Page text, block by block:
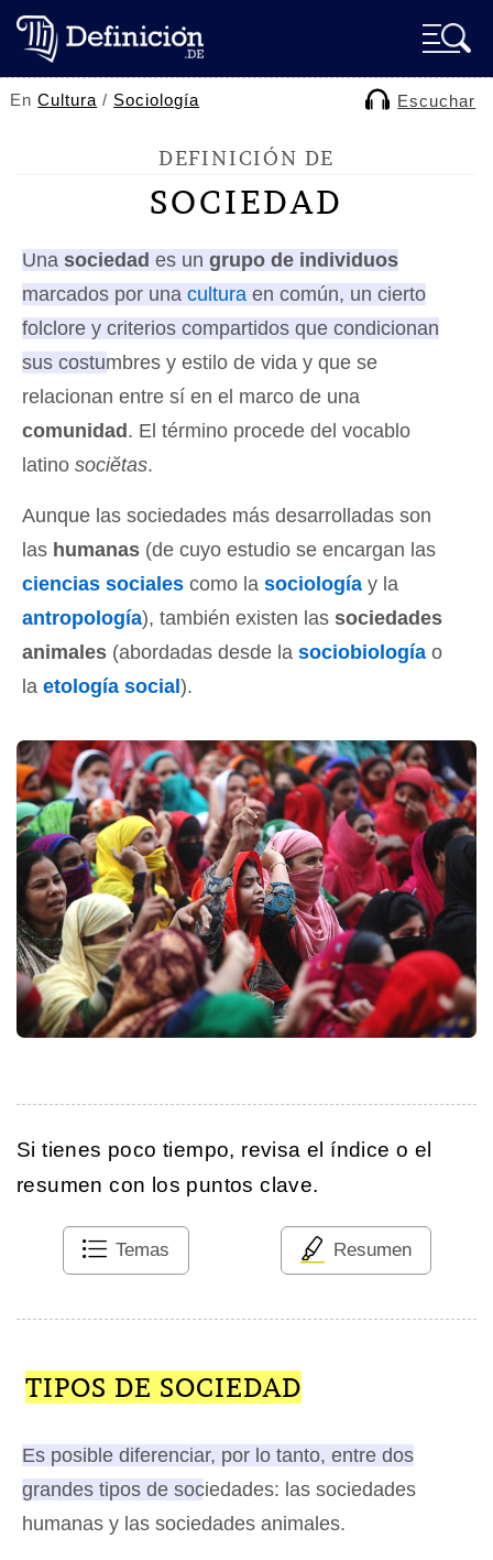
EnCultura / Sociología Escuchar
DEFINICIÓN DE
SOCIEDAD
Una sociedad es un grupo de individuos
marcados por una cultura en común, un cierto
folclore y criterios compartidos que condicionan
sus costumbres y estilo de vida y que se
relacionan entre sí en el marco de una
comunidad . El término procede del vocablo
latino sociĕtas.
Aunque las sociedades más desarrolladas son
las humanas (de cuyo estudio se encargan las
ciencias sociales como la sociología y la
antropología), también existen las sociedades
animales (abordadas desde la sociobiología o
la etología social ).
Si tienes poco tiempo, revisa el índice o el
resumen con los puntos clave.
Temas Resumen
TIPOS DE SOCIEDAD
Es posible diferenciar, por lo tanto, entre dos
grandes tipos de sociedades: las sociedades
humanas y las sociedades animales.